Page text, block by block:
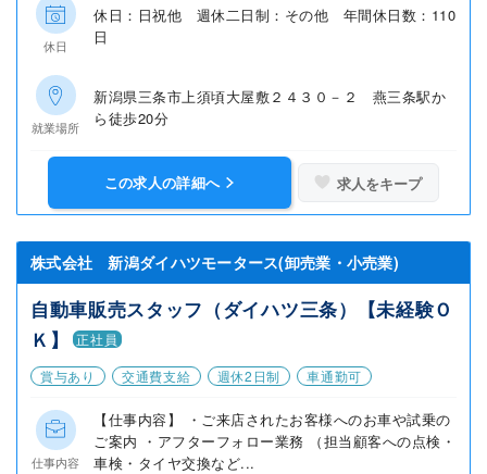
休日
休日：日祝他 週休二日制：その他 年間休日数：110
日
就業場所
新潟県三条市上須頃大屋敷２４３０－２ 燕三条駅か
ら徒歩20分
この求人の詳細へ 求人をキープ
株式会社 新潟ダイハツモータース(卸売業・小売業)
自動車販売スタッフ（ダイハツ三条）【未経験Ｏ
Ｋ】
正社員
賞与あり
交通費支給 週休2日制 車通勤可
仕事内容
【仕事内容】 ・ご来店されたお客様へのお車や試乗の
ご案内 ・アフターフォロー業務 （担当顧客への点検・
車検・タイヤ交換など...